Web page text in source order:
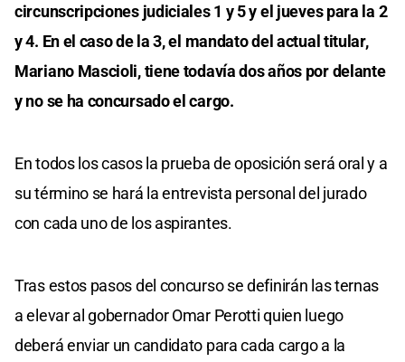
circunscripciones judiciales 1 y 5 y el jueves para la 2
y 4. En el caso de la 3, el mandato del actual titular,
Mariano Mascioli, tiene todavía dos años por delante
y no se ha concursado el cargo.
En todos los casos la prueba de oposición será oral y a
su término se hará la entrevista personal del jurado
con cada uno de los aspirantes.
Tras estos pasos del concurso se definirán las ternas
a elevar al gobernador Omar Perotti quien luego
deberá enviar un candidato para cada cargo a la